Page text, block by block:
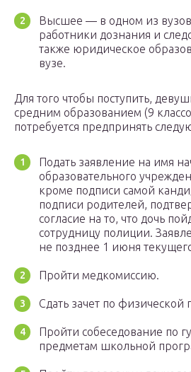
Высшее — в одном из
работники дознания и
также юридическое
вузе.
Для того чтобы поступить,
средним образованием (9
потребуется предпринять
Подать заявление на имя
образовательного
кроме подписи самой
подписи родителей,
согласие на то, что дочь
сотрудницу полиции.
не позднее 1 июня
Пройти медкомиссию.
Сдать зачет по физической
Пройти собеседование по
предметам школьной